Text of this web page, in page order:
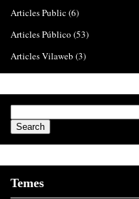
Articles Public(6)
Articles Público (53)
Articles Vilaweb (3)
Temes